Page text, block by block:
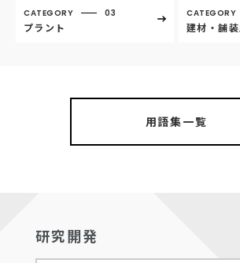
CATEGORY 03
プラント
CATEGORY
建材・舗
用語集一覧
研究開発